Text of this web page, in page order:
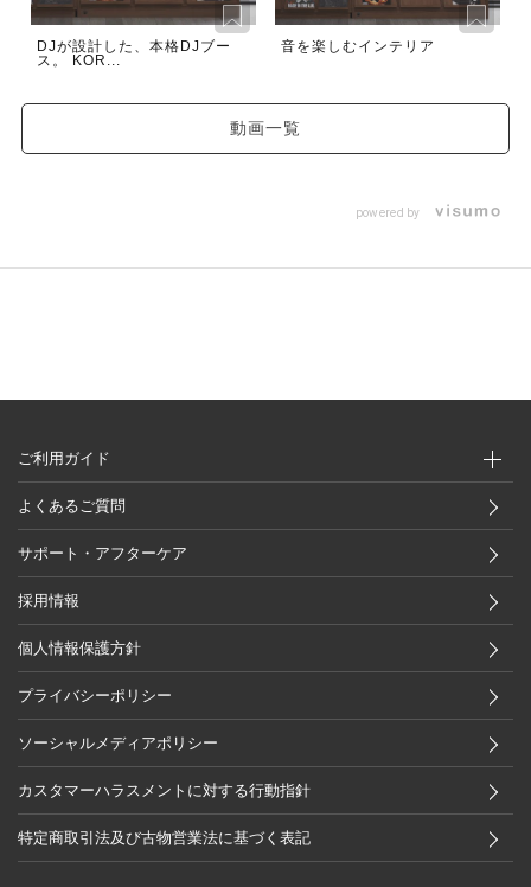
DJが設計した、本格DJブー
ス。 KOR...
音を楽しむインテリア
動画一覧
powered by
ご利用ガイド
よくあるご質問
サポート・アフターケア
採用情報
個人情報保護方針
プライバシーポリシー
ソーシャルメディアポリシー
カスタマーハラスメントに対する行動指針
特定商取引法及び古物営業法に基づく表記